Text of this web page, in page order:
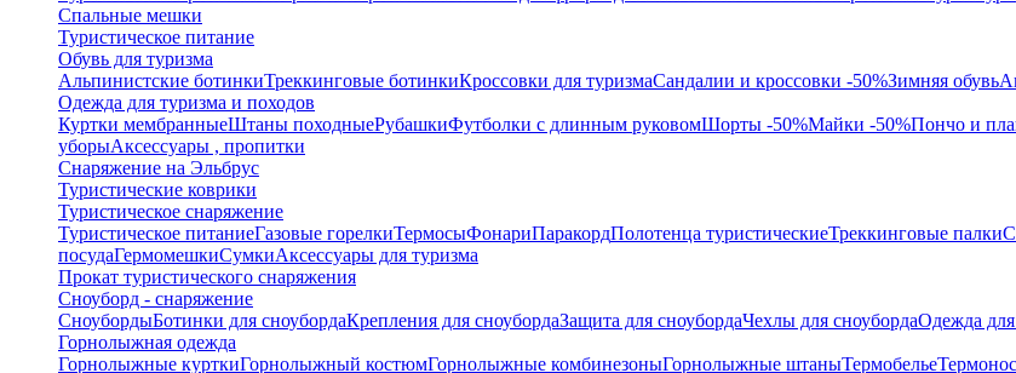
Спальные мешки
Туристическое питание
Обувь для туризма
Альпинистские ботинкиТреккинговые ботинкиКроссовки для туризмаСандалии и кроссовки -50%Зимняя обувь
Одежда для туризма и походов
Куртки мембранныеШтаны походныеРубашкиФутболки с длинным руковомШорты -50%Майки -50%Пончо и
уборыАксессуары , пропитки
Снаряжение на Эльбрус
Туристические коврики
Туристическое снаряжение
Туристическое питаниеГазовые горелкиТермосыФонариПаракордПолотенца туристическиеТреккинговые палки
посудаГермомешкиСумкиАксессуары для туризма
Прокат туристического снаряжения
Сноуборд - снаряжение
СноубордыБотинки для сноубордаКрепления для сноубордаЗащита для сноубордаЧехлы для сноубордаОдежда для
Горнолыжная одежда
Горнолыжные курткиГорнолыжный костюмГорнолыжные комбинезоныГорнолыжные штаныТермобелье